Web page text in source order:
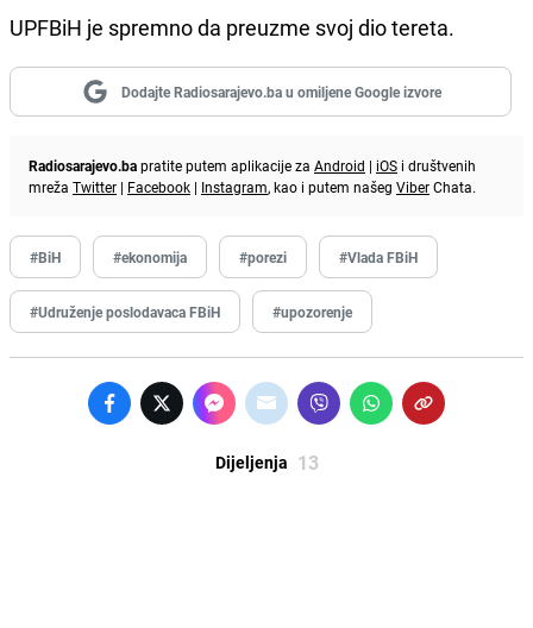
UPFBiH je spremno da preuzme svoj dio tereta.
Dodajte Radiosarajevo.ba u omiljene Google izvore
Radiosarajevo.bapratite putem aplikacije za Android | iOS i društvenih
mreža Twitter | Facebook | Instagram, kao i putem našeg ViberChata.
#BiH #ekonomija #porezi #Vlada FBiH
#Udruženje poslodavaca FBiH #upozorenje
Dijeljenja 13